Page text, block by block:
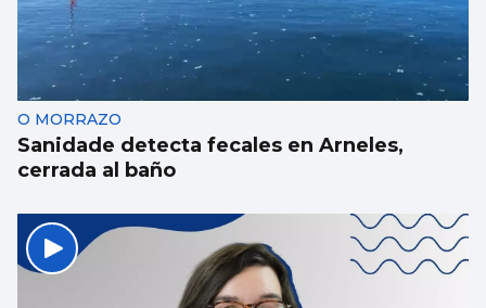
La conselleira do Mar visita el visor
submarino “Atlántida” de Bouzas
O MORRAZO
Sanidade detecta fecales en Arneles,
cerrada al baño